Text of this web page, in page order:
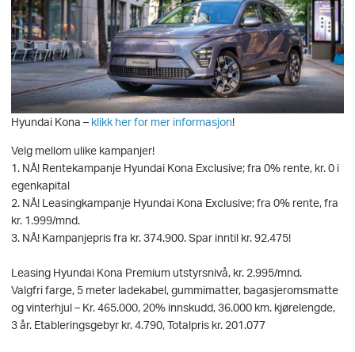
Hyundai Kona – klikk her for mer informasjon!
Velg mellom ulike kampanjer!
1. NÅ! Rentekampanje Hyundai Kona Exclusive; fra 0% rente, kr. 0 i
egenkapital
2. NÅ! Leasingkampanje Hyundai Kona Exclusive; fra 0% rente, fra
kr. 1.999/mnd.
3. NÅ! Kampanjepris fra kr. 374.900. Spar inntil kr. 92.475!
Leasing Hyundai Kona Premium utstyrsnivå, kr. 2.995/mnd.
Valgfri farge, 5 meter ladekabel, gummimatter, bagasjeromsmatte
og vinterhjul – Kr. 465.000, 20% innskudd, 36.000 km. kjørelengde,
3 år. Etableringsgebyr kr. 4.790, Totalpris kr. 201.077